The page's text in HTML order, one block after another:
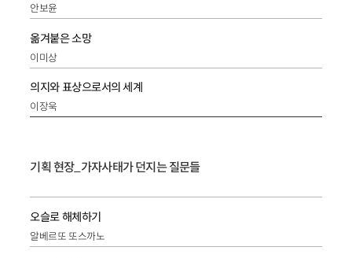
안보윤
옮겨붙은 소망
이미상
의지와 표상으로서의 세계
이장욱
기획 현장_가자사태가 던지는 질문들
오슬로 해체하기
알베르또 또스까노